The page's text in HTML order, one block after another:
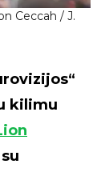
Ceccah / J.
kilimu